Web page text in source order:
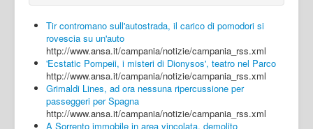
Tir contromano sull'autostrada, il carico di pomodori si
rovescia su un'auto
http://www.ansa.it/campania/notizie/campania_rss.xml
'Ecstatic Pompeii, i misteri di Dionysos', teatro nel Parco
http://www.ansa.it/campania/notizie/campania_rss.xml
Grimaldi Lines, ad ora nessuna ripercussione per
passeggeri per Spagna
http://www.ansa.it/campania/notizie/campania_rss.xml
A Sorrento immobile in area vincolata, demolito